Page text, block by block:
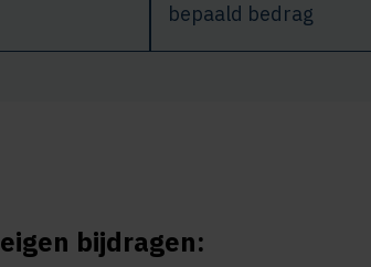
bepaald bedrag
bijdragen: